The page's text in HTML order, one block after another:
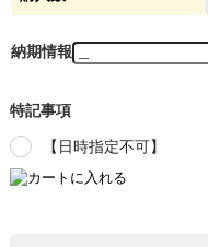
納期情報
特記事項
【日時指定不可】